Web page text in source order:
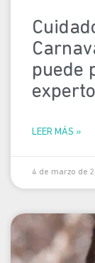
puede
LEER MÁS »
4 de marzo de